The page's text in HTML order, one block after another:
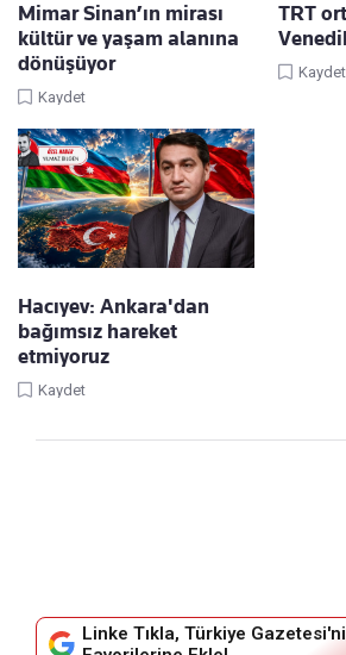
Mimar Sinan’ın mirası
kültür ve yaşam alanına
dönüşüyor
Kaydet
TRT
Kaydet
Hacıyev: Ankara'dan
bağımsız hareket
etmiyoruz
Kaydet
Linke Tıkla, Türkiye